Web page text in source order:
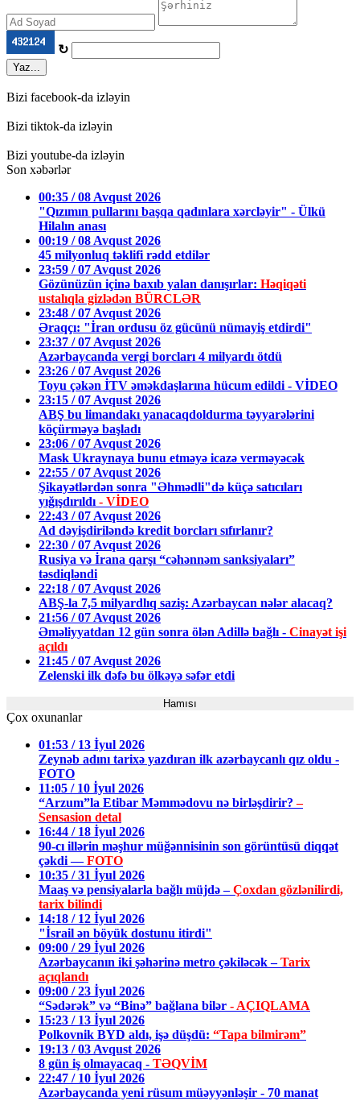
↻
Yaz...
Bizi facebook-da izləyin
Bizi tiktok-da izləyin
Bizi youtube-da izləyin
Son xəbərlər
00:35 / 08 Avqust 2026
"Qızımın pullarını başqa qadınlara xərcləyir" - Ülkü
Hilalın anası
00:19 / 08 Avqust 2026
45 milyonluq təklifi rədd etdilər
23:59 / 07 Avqust 2026
Gözünüzün içinə baxıb yalan danışırlar: Həqiqəti
ustalıqla gizlədən BÜRCLƏR
23:48 / 07 Avqust 2026
Əraqçı: "İran ordusu öz gücünü nümayiş etdirdi"
23:37 / 07 Avqust 2026
Azərbaycanda vergi borcları 4 milyardı ötdü
23:26 / 07 Avqust 2026
Toyu çəkən İTV əməkdaşlarına hücum edildi - VİDEO
23:15 / 07 Avqust 2026
ABŞ bu limandakı yanacaqdoldurma təyyarələrini
köçürməyə başladı
23:06 / 07 Avqust 2026
Mask Ukraynaya bunu etməyə icazə verməyəcək
22:55 / 07 Avqust 2026
Şikayətlərdən sonra "Əhmədli"də küçə satıcıları
yığışdırıldı - VİDEO
22:43 / 07 Avqust 2026
Ad dəyişdiriləndə kredit borcları sıfırlanır?
22:30 / 07 Avqust 2026
Rusiya və İrana qarşı “cəhənnəm sanksiyaları”
təsdiqləndi
22:18 / 07 Avqust 2026
ABŞ-la 7,5 milyardlıq saziş: Azərbaycan nələr alacaq?
21:56 / 07 Avqust 2026
Əməliyyatdan 12 gün sonra ölən Adillə bağlı - Cinayət işi
açıldı
21:45 / 07 Avqust 2026
Zelenski ilk dəfə bu ölkəyə səfər etdi
Hamısı
Çox oxunanlar
01:53 / 13 İyul 2026
Zeynəb adını tarixə yazdıran ilk azərbaycanlı qız oldu -
FOTO
11:05 / 10 İyul 2026
“Arzum”la Etibar Məmmədovu nə birləşdirir?–
Sensasion detal
16:44 / 18 İyul 2026
90-cı illərin məşhur müğənnisinin son görüntüsü diqqət
çəkdi —FOTO
10:35 / 31 İyul 2026
Maaş və pensiyalarla bağlı müjdə –Çoxdan gözlənilirdi,
tarix bilindi
14:18 / 12 İyul 2026
"İsrail ən böyük dostunu itirdi"
09:00 / 29 İyul 2026
Azərbaycanın iki şəhərinə metro çəkiləcək –Tarix
açıqlandı
09:00 / 23 İyul 2026
“Sədərək” və “Binə” bağlana bilər - AÇIQLAMA
15:23 / 13 İyul 2026
Polkovnik BYD aldı, işə düşdü: “Tapa bilmirəm”
19:13 / 03 Avqust 2026
8 gün iş olmayacaq - TƏQVİM
22:47 / 10 İyul 2026
Azərbaycanda yeni rüsum müəyyənləşir - 70 manat